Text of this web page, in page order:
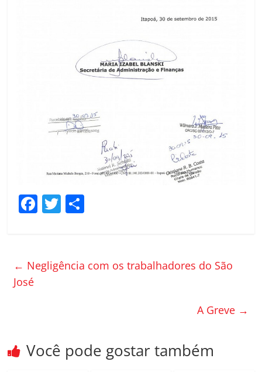
F
e
b
T
er p
← Negligência com os trabalhadores do São
José
A Greve →
Você pode gostar também